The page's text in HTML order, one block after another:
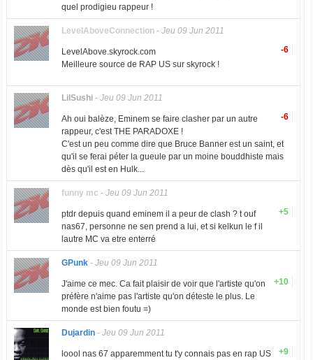
quel prodigieu rappeur !
LevelAboveConnection- Jeu 09 Jun 2011
-6
LevelAbove.skyrock.com
Meilleure source de RAP US sur skyrock !
LilSushi- Jeu 09 Jun 2011
-6
Ah oui balèze, Eminem se faire clasher par un autre
rappeur, c'est THE PARADOXE !
C'est un peu comme dire que Bruce Banner est un saint, et
qu'il se ferai péter la gueule par un moine bouddhiste mais
dès qu'il est en Hulk...
funny mc - Jeu 09 Jun 2011
+5
ptdr depuis quand eminem il a peur de clash ? t ouf
nas67, personne ne sen prend a lui, et si kelkun le f il
lautre MC va etre enterré
GPunk- Jeu 09 Jun 2011
+10
J'aime ce mec. Ca fait plaisir de voir que l'artiste qu'on
préfère n'aime pas l'artiste qu'on déteste le plus. Le
monde est bien foutu =)
Dujardin- Jeu 09 Jun 2011
+9
loool nas 67 apparemment tu t'y connais pas en rap US